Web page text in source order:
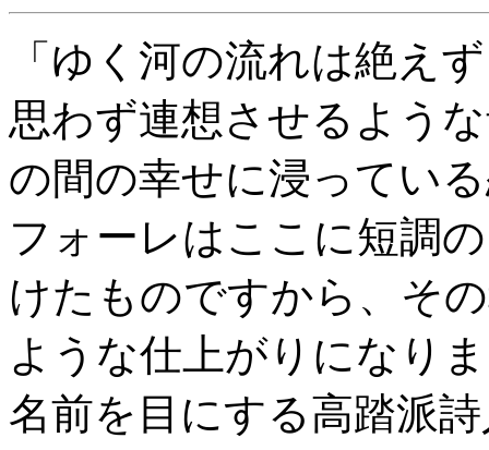
「ゆく河の流れは絶え
思わず連想させるよう
の間の幸せに浸ってい
フォーレはここに短調
けたものですから、そ
ような仕上がりになり
名前を目にする高踏派